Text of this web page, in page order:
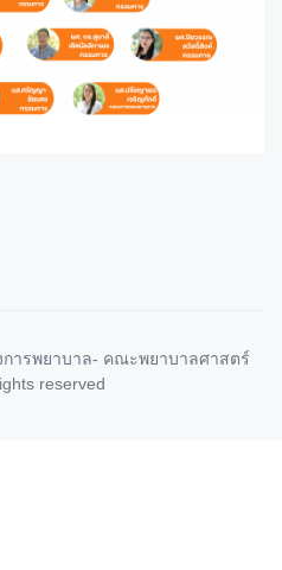
ารพยาบาล- คณะพยาบาลศาสตร์
reserved